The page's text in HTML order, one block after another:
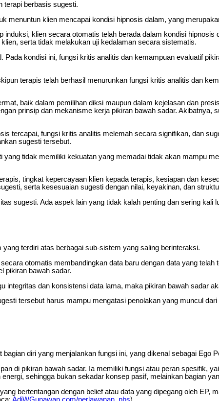
terapi berbasis sugesti.
menuntun klien mencapai kondisi hipnosis dalam, yang
klien secara otomatis telah berada dalam kondisi
serta tidak melakukan uji kedalaman secara sistematis.
kondisi ini, fungsi kritis analitis dan kemampuan evaluatif
terapis telah berhasil menurunkan fungsi kritis analitis dan
baik dalam pemilihan diksi maupun dalam kejelasan dan
prinsip dan mekanisme kerja pikiran bawah sadar. Akibatnya,
tercapai, fungsi kritis analitis melemah secara signifikan, dan
sugesti tersebut.
tidak memiliki kekuatan yang memadai tidak akan mampu
tingkat kepercayaan klien kepada terapis, kesiapan dan
serta kesesuaian sugesti dengan nilai, keyakinan, dan
sugesti. Ada aspek lain yang tidak kalah penting dan sering kali
terdiri atas berbagai sub-sistem yang saling berinteraksi.
otomatis membandingkan data baru dengan data yang
pikiran bawah sadar.
integritas dan konsistensi data lama, maka pikiran bawah sadar
tersebut harus mampu mengatasi penolakan yang muncul dari
diri yang menjalankan fungsi ini, yang dikenal sebagai Ego
di pikiran bawah sadar. Ia memiliki fungsi atau peran spesifik,
sehingga bukan sekadar konsep pasif, melainkan bagian
bertentangan dengan belief atau data yang dipegang oleh EP,
AdiWGunawan.com/perlawanan_pbs).